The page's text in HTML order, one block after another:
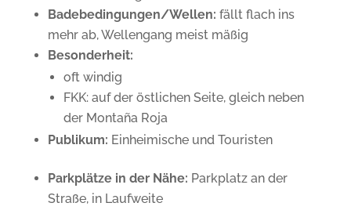
Badebedingungen/Wellen: fällt flach ins
mehr ab, Wellengang meist mäßig
Besonderheit:
oft windig
FKK: auf der östlichen Seite, gleich neben
der Montaña Roja
Publikum: Einheimische und Touristen
Parkplätze in der Nähe: Parkplatz an der
Straße, in Laufweite